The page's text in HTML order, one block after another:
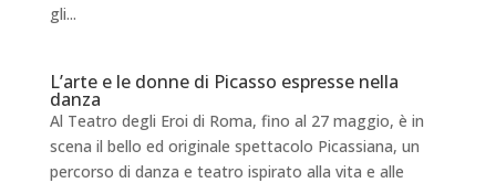
gli...
L’arte e le donne di Picasso espresse nella
danza
Al Teatro degli Eroi di Roma, fino al 27 maggio, è in
scena il bello ed originale spettacolo Picassiana, un
percorso di danza e teatro ispirato alla vita e alle